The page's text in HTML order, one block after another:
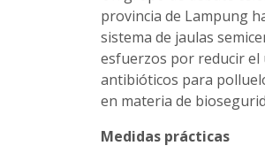
provincia de Lampung
sistema de jaulas
esfuerzos por reducir el
antibióticos para
en materia de
Medidas prácticas